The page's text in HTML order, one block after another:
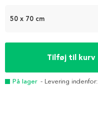
50 x 70 cm
Tilføj til kurv
På lager - Levering indenfor: